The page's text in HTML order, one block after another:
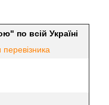
по всій Україні